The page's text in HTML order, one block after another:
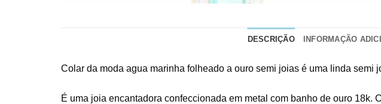
DESCRIÇÃO INFORMAÇÃO
Colar da moda agua marinha folheado a ouro semi joias é uma linda
É uma joia encantadora confeccionada em metal com banho de ouro 18k.